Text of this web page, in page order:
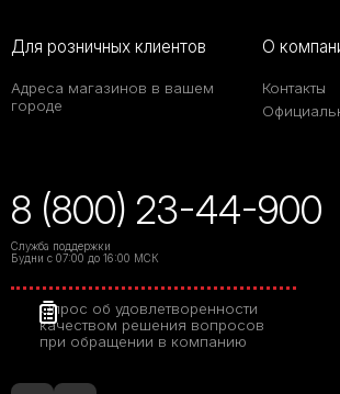
Для розничных клиентов
Адреса магазинов в вашем
городе
О
Контакты
8 (800) 23-44-900
Служба поддержки
Будни с 07:00 до 16:00 МСК
Опрос об удовлетворенности
качеством решения вопросов
при обращении в компанию